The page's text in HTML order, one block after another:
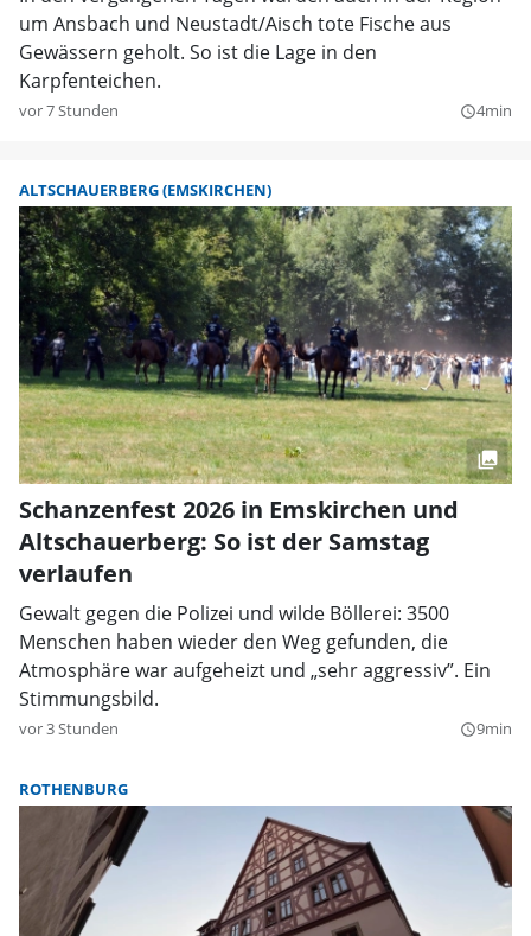
um Ansbach und Neustadt/Aisch tote Fische aus
Gewässern geholt. So ist die Lage in den
Karpfenteichen.
vor 7 Stunden query_builder4min
ALTSCHAUERBERG (EMSKIRCHEN)
Schanzenfest 2026 in Emskirchen und
Altschauerberg: So ist der Samstag
verlaufen
Gewalt gegen die Polizei und wilde Böllerei: 3500
Menschen haben wieder den Weg gefunden, die
Atmosphäre war aufgeheizt und „sehr aggressiv”. Ein
Stimmungsbild.
vor 3 Stunden query_builder9min
ROTHENBURG